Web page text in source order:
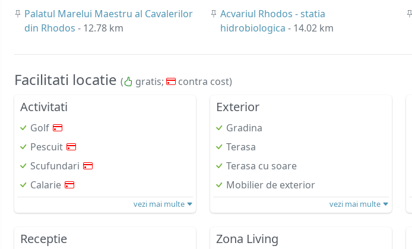
Palatul Marelui Maestru al Cavalerilor
din Rhodos - 12.78 km
Acvariul Rhodos - statia
hidrobiologica - 14.02 km
Facilitati locatie ( gratis; contra cost)
Activitati
Golf
Pescuit
Scufundari
Calarie
vezi mai multe
Exterior
Gradina
Terasa
Terasa cu soare
Mobilier de exterior
vezi mai multe
Receptie Zona Living